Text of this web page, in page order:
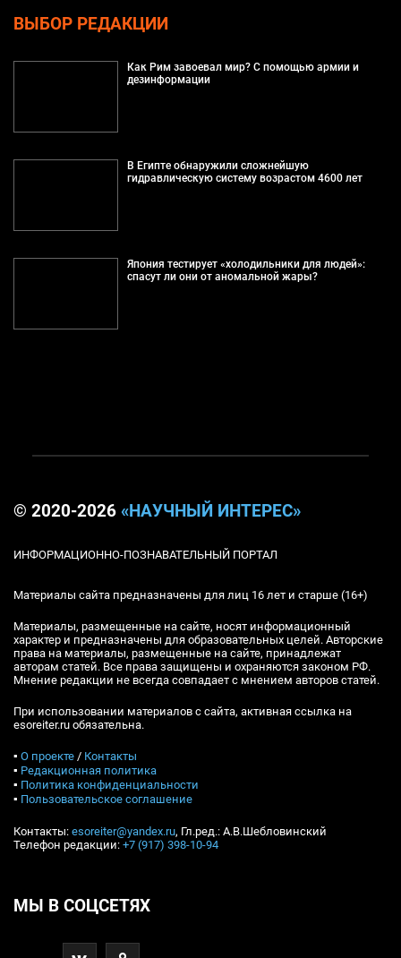
ВЫБОР РЕДАКЦИИ
Как Рим завоевал мир? С помощью армии и
дезинформации
В Египте обнаружили сложнейшую
гидравлическую систему возрастом 4600 лет
Япония тестирует «холодильники для людей»:
спасут ли они от аномальной жары?
© 2020-2026 «НАУЧНЫЙ ИНТЕРЕС»
ИНФОРМАЦИОННО-ПОЗНАВАТЕЛЬНЫЙ ПОРТАЛ
Материалы сайта предназначены для лиц 16 лет и старше (16+)
Материалы, размещенные на сайте, носят информационный
характер и предназначены для образовательных целей. Авторские
права на материалы, размещенные на сайте, принадлежат
авторам статей. Все права защищены и охраняются законом РФ.
Мнение редакции не всегда совпадает с мнением авторов статей.
При использовании материалов с сайта, активная ссылка на
esoreiter.ru обязательна.
▪ О проекте / Контакты
▪ Редакционная политика
▪ Политика конфиденциальности
▪ Пользовательское соглашение
Контакты: esoreiter@yandex.ru, Гл.ред.: А.В.Шебловинский
Телефон редакции: +7 (917) 398-10-94
МЫ В СОЦСЕТЯХ